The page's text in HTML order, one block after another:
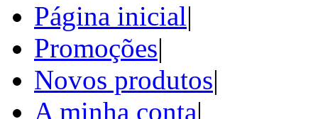
Página inicial|
Promoções|
Novos produtos|
A minha conta|